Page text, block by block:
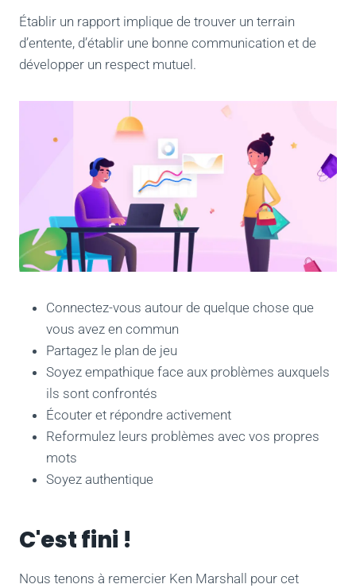
Établir un rapport implique de trouver un terrain
d’entente, d’établir une bonne communication et de
développer un respect mutuel.
Connectez-vous autour de quelque chose que
vous avez en commun
Partagez le plan de jeu
Soyez empathique face aux problèmes auxquels
ils sont confrontés
Écouter et répondre activement
Reformulez leurs problèmes avec vos propres
mots
Soyez authentique
C'est fini !
Nous tenons à remercier Ken Marshall pour cet